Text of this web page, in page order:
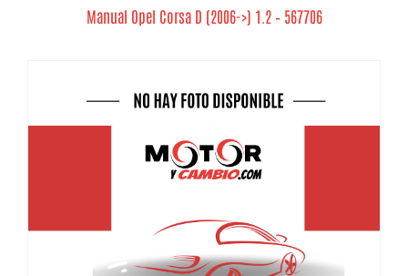
Manual Opel Corsa D (2006->) 1.2 – 567706